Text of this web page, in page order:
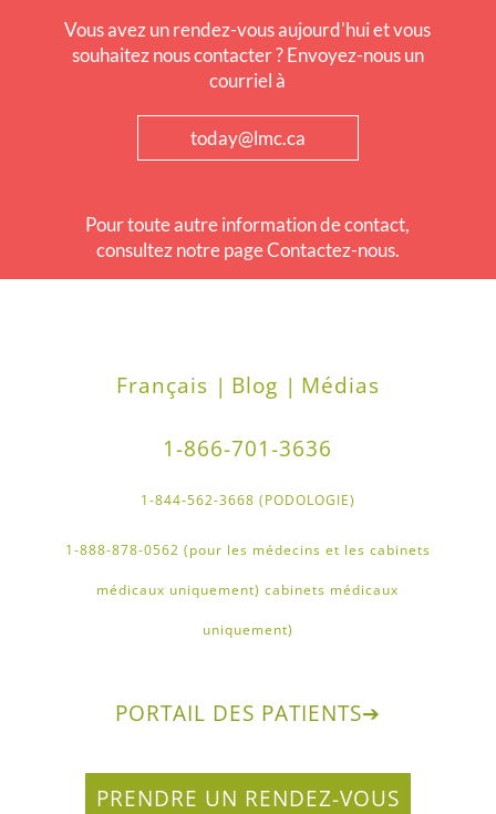
Vous avez un rendez-vous aujourd'hui et vous
souhaitez nous contacter ? Envoyez-nous un
courriel à
today@lmc.ca
Pour toute autre information de contact,
consultez notre page Contactez-nous.
Français | Blog | Médias
1-866-701-3636
1-844-562-3668 (PODOLOGIE)
1-888-878-0562 (pour les médecins et les cabinets
médicaux uniquement) cabinets médicaux
uniquement)
PORTAIL DES PATIENTS➔
PRENDRE UN RENDEZ-VOUS